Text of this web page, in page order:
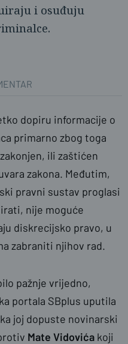
i osuđuju
dopiru informacije o
primarno zbog toga
ili zaštićen
zakona. Međutim,
pravni sustav proglasi
nije moguće
diskrecijsko pravo, u
zabraniti njihov rad.
pažnje vrijedno,
portala SBplus uputila
joj dopuste novinarski
Mate Vidovića koji